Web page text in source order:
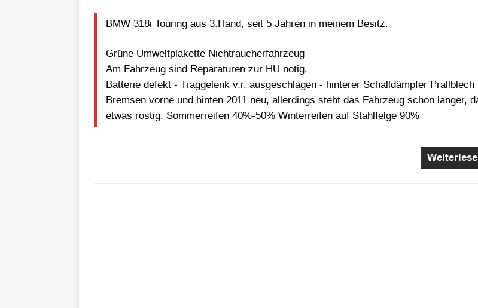
BMW 318i Touring aus 3.Hand, seit 5 Jahren in meinem Besitz.
Grüne Umweltplakette Nichtraucherfahrzeug
Am Fahrzeug sind Reparaturen zur HU nötig.
Batterie defekt - Traggelenk v.r. ausgeschlagen - hinterer Schalldämpfer Prallblech
Bremsen vorne und hinten 2011 neu, allerdings steht das Fahrzeug schon länger,
etwas rostig. Sommerreifen 40%-50% Winterreifen auf Stahlfelge 90%